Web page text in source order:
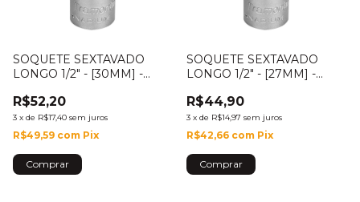
SOQUETE SEXTAVADO
LONGO 1/2" - [30MM] -
R$52,20
3 x de R$17,40 sem juros
R$49,59 com Pix
SOQUETE SEXTAVADO
LONGO 1/2" - [27MM] -
R$44,90
3 x de R$14,97 sem juros
R$42,66 com Pix